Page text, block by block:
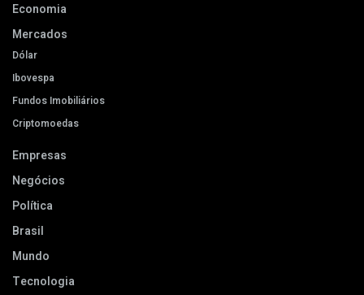
Economia
Mercados
Dólar
Ibovespa
Fundos Imobiliários
Criptomoedas
Empresas
Negócios
Política
Brasil
Mundo
Tecnologia